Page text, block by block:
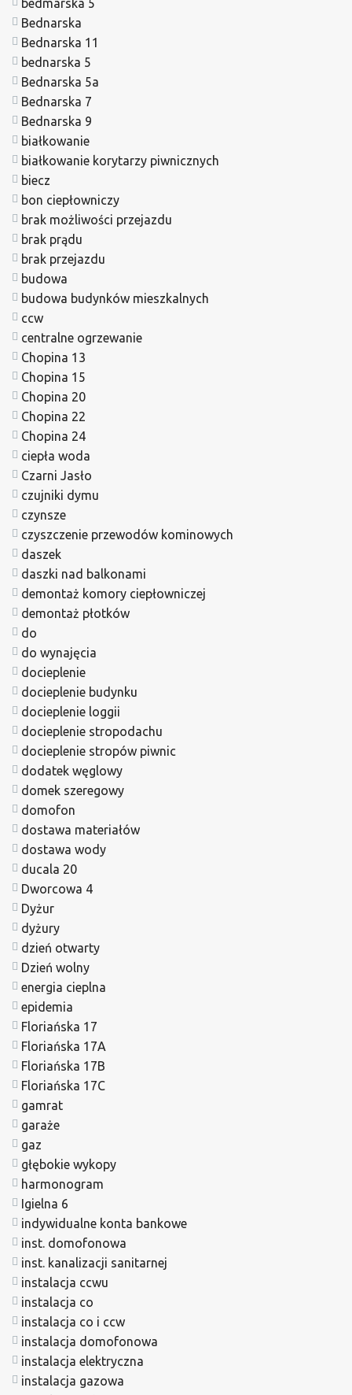
bedmarska 5
Bednarska
Bednarska 11
bednarska 5
Bednarska 5a
Bednarska 7
Bednarska 9
białkowanie
białkowanie korytarzy piwnicznych
biecz
bon ciepłowniczy
brak możliwości przejazdu
brak prądu
brak przejazdu
budowa
budowa budynków mieszkalnych
ccw
centralne ogrzewanie
Chopina 13
Chopina 15
Chopina 20
Chopina 22
Chopina 24
ciepła woda
Czarni Jasło
czujniki dymu
czynsze
czyszczenie przewodów kominowych
daszek
daszki nad balkonami
demontaż komory ciepłowniczej
demontaż płotków
do
do wynajęcia
docieplenie
docieplenie budynku
docieplenie loggii
docieplenie stropodachu
docieplenie stropów piwnic
dodatek węglowy
domek szeregowy
domofon
dostawa materiałów
dostawa wody
ducala 20
Dworcowa 4
Dyżur
dyżury
dzień otwarty
Dzień wolny
energia cieplna
epidemia
Floriańska 17
Floriańska 17A
Floriańska 17B
Floriańska 17C
gamrat
garaże
gaz
głębokie wykopy
harmonogram
Igielna 6
indywidualne konta bankowe
inst. domofonowa
inst. kanalizacji sanitarnej
instalacja ccwu
instalacja co
instalacja co i ccw
instalacja domofonowa
instalacja elektryczna
instalacja gazowa